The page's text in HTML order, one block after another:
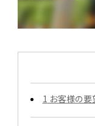
1 お客様の要